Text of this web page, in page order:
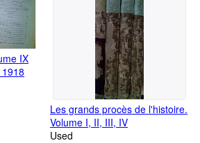
IX
Les grands procès de l'histoire.
Volume I, II, III, IV
Used